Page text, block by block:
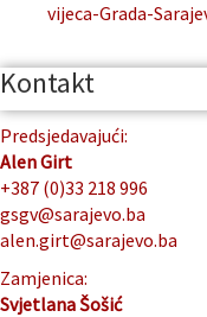
vijeca-Grada-
Kontakt
Predsjedavajući:
Alen Girt
+387 (0)33 218 996
gsgv@sarajevo.ba
alen.girt@sarajevo.ba
Zamjenica:
Svjetlana Šošić